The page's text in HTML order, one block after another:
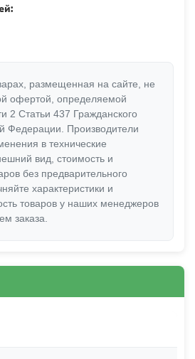
размещенная на сайте, не
офертой, определяемой
2 Статьи 437 Гражданского
Федерации. Производители
в технические
вид, стоимость и
без предварительного
характеристики и
товаров у наших менеджеров
заказа.